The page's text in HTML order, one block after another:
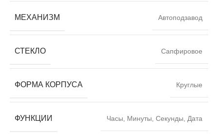
МЕХАНИЗМ Автоподзавод
СТЕКЛО Сапфировое
ФОРМА КОРПУСА Круглые
ФУНКЦИИ Часы, Минуты, Секунды, Дата